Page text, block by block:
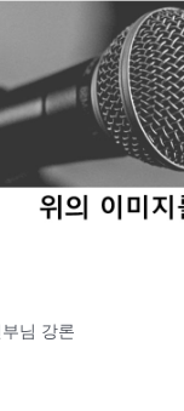
님 강론